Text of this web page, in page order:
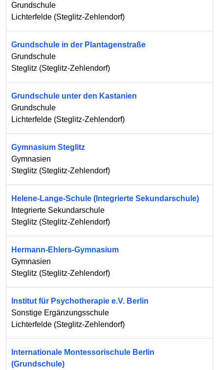
Grundschule
Lichterfelde (Steglitz-Zehlendorf)
Grundschule in der Plantagenstraße
Grundschule
Steglitz (Steglitz-Zehlendorf)
Grundschule unter den Kastanien
Grundschule
Lichterfelde (Steglitz-Zehlendorf)
Gymnasium Steglitz
Gymnasien
Steglitz (Steglitz-Zehlendorf)
Helene-Lange-Schule (Integrierte Sekundarschule)
Integrierte Sekundarschule
Steglitz (Steglitz-Zehlendorf)
Hermann-Ehlers-Gymnasium
Gymnasien
Steglitz (Steglitz-Zehlendorf)
Institut für Psychotherapie e.V. Berlin
Sonstige Ergänzungsschule
Lichterfelde (Steglitz-Zehlendorf)
Internationale Montessorischule Berlin
(Grundschule)